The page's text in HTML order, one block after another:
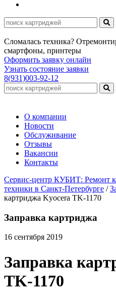
Сломалась техника?
смартфоны, принтеры
Оформить заявку онлайн
Узнать состояние заявки
8(931)003-92-12
О компании
Новости
Обслуживание
Отзывы
Вакансии
Контакты
Сервис-центр КУБИТ: Ремонт
техники в Санкт-Петербурге /
картриджа Kyocera TK-1170
Заправка картриджа
16 сентября 2019
Заправка
TK-1170